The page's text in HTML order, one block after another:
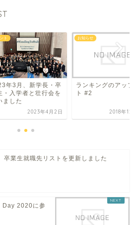
ト
年3月、新学長・卒
・入学者と壮行会を
ました
2023年4月2日
お知らせ
ランキングのアップ
ト #2
2018年12
卒業生就職先リストを更新しました
2020に参